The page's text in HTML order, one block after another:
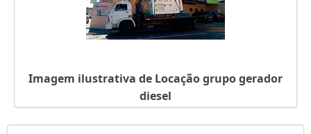
Imagem ilustrativa de Locação grupo gerador
diesel